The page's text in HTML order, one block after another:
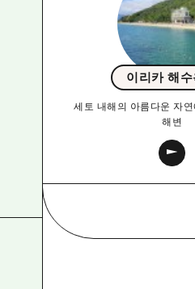
이리카 해
세토 내해의 아름다운 자
해변